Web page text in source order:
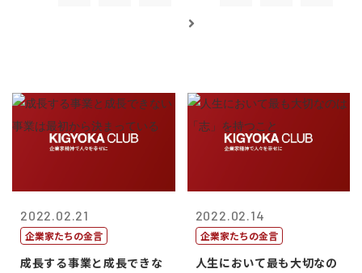
2022.02.21
企業家たちの金言
成長する事業と成長できな
2022.02.14
企業家たちの金言
人生において最も大切なの